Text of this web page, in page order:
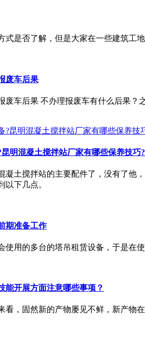
式是否了解，但是大家在一些建筑工
废车后果
废车后果 不办理报废车有什么后果？
明混凝土搅拌站厂家有哪些保养技巧?
凝土搅拌站的主要配件了，没有了他
以下几点。
期准备工作
使用的多台的塔吊租赁设备，于是在
能开展方面注意哪些事项？
看，固然新的产物屡见不鲜，新产物